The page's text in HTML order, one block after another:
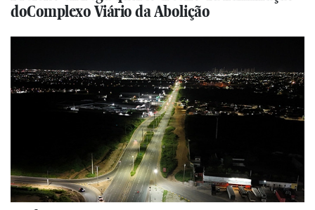
doComplexo Viário da Abolição